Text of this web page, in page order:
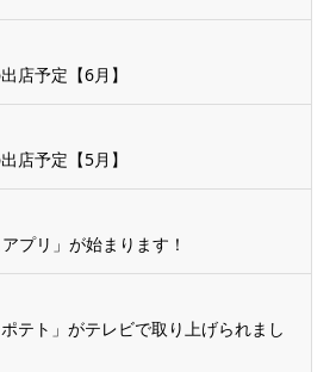
店予定【6月】
店予定【5月】
プリ」が始まります！
テト」がテレビで取り上げられまし